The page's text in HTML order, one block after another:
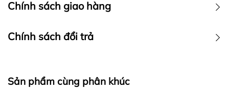
ràng giúp bạn nhận biết dễ dàng khi tập.
- Màu sắc: Đen
lăn đi như các hình dáng tròn khác)Đảm bảo đủ
trọng lượng cho bạn sự an tâm
Chính sách giao hàng
Chính sách đổi trả
Sản phẩm cùng phân khúc